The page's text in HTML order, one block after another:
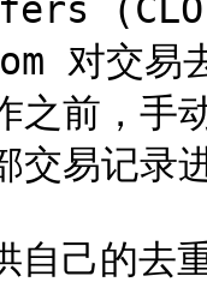
(CLO)
对交
之前，手
交易记录
己的去